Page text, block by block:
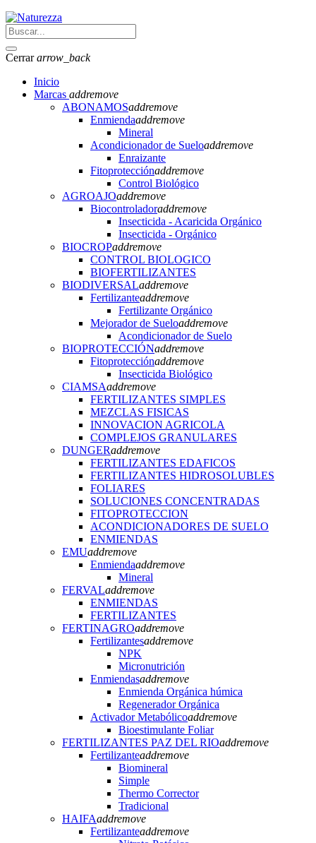
Cerrararrow_back
Inicio
Marcas addremove
ABONAMOSaddremove
Enmiendaaddremove
Mineral
Acondicionador de Sueloaddremove
Enraizante
Fitoprotecciónaddremove
Control Biológico
AGROAJOaddremove
Biocontroladoraddremove
Insecticida - Acaricida Orgánico
Insecticida - Orgánico
BIOCROPaddremove
CONTROL BIOLOGICO
BIOFERTILIZANTES
BIODIVERSALaddremove
Fertilizanteaddremove
Fertilizante Orgánico
Mejorador de Sueloaddremove
Acondicionador de Suelo
BIOPROTECCIÓNaddremove
Fitoprotecciónaddremove
Insecticida Biológico
CIAMSAaddremove
FERTILIZANTES SIMPLES
MEZCLAS FISICAS
INNOVACION AGRICOLA
COMPLEJOS GRANULARES
DUNGERaddremove
FERTILIZANTES EDAFICOS
FERTILIZANTES HIDROSOLUBLES
FOLIARES
SOLUCIONES CONCENTRADAS
FITOPROTECCION
ACONDICIONADORES DE SUELO
ENMIENDAS
EMUaddremove
Enmiendaaddremove
Mineral
FERVALaddremove
ENMIENDAS
FERTILIZANTES
FERTINAGROaddremove
Fertilizantesaddremove
NPK
Micronutrición
Enmiendasaddremove
Enmienda Orgánica húmica
Regenerador Orgánica
Activador Metabólicoaddremove
Bioestimulante Foliar
FERTILIZANTES PAZ DEL RIOaddremove
Fertilizanteaddremove
Biomineral
Simple
Thermo Corrector
Tradicional
HAIFAaddremove
Fertilizanteaddremove